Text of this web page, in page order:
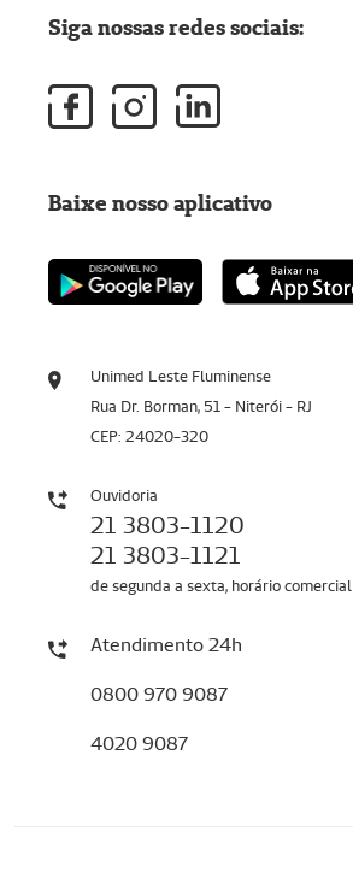
Unimed Leste Fluminense
Rua Dr. Borman, 51 - Niterói - RJ
CEP: 24020-320
Ouvidoria
21 3803-1120
21 3803-1121
de segunda a sexta, horário comercial
Atendimento 24h
0800 970 9087
4020 9087
Siga nossas redes sociais:
Baixe nosso aplicativo